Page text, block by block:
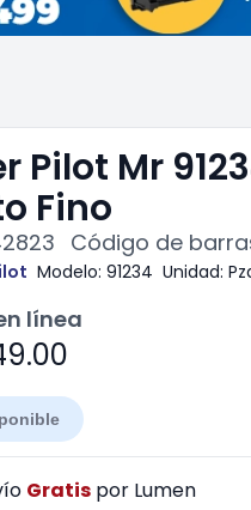
Pilot Mr
Fino
Código de
Modelo: 91234 Unidad:
línea
Gratispor Lumen